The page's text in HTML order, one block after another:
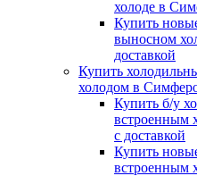
холоде в
Купить
выносном
доставкой
Купить
холодом в
Купить б/у
встроенным
с доставкой
Купить
встроенным